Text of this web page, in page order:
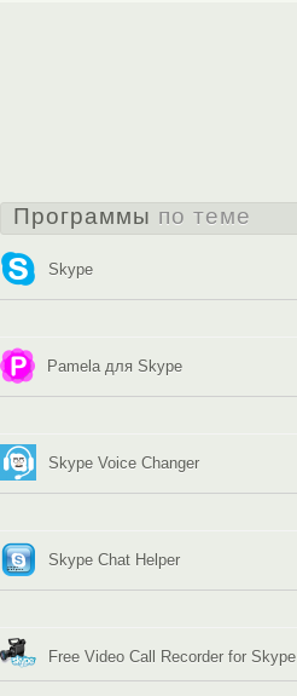
Программы по теме
Skype
Pamela для Skype
Skype Voice Changer
Skype Chat Helper
Free Video Call Recorder for Skype